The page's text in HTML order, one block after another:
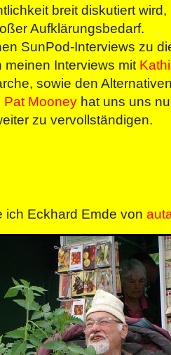
breit diskutiert
Aufklärungsbedarf.
SunPod-Interviews zu
meinen Interviews mit
sowie den
Pat Mooney hat uns uns
zu vervollständigen.
ich Eckhard Emde von